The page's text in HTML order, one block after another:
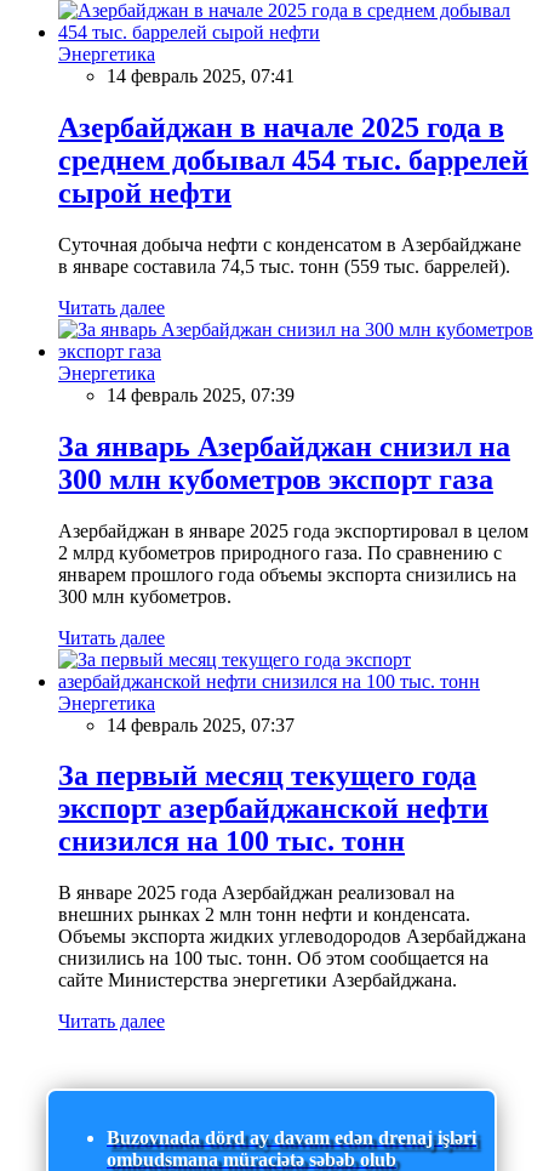
Энергетика
14 февраль 2025, 07:41
Азербайджан в начале 2025 года в
среднем добывал 454 тыс. баррелей
сырой нефти
Суточная добыча нефти с конденсатом в Азербайджане
в январе составила 74,5 тыс. тонн (559 тыс. баррелей).
Читать далее
Энергетика
14 февраль 2025, 07:39
За январь Азербайджан снизил на
300 млн кубометров экспорт газа
Азербайджан в январе 2025 года экспортировал в целом
2 млрд кубометров природного газа. По сравнению с
январем прошлого года объемы экспорта снизились на
300 млн кубометров.
Читать далее
Энергетика
14 февраль 2025, 07:37
За первый месяц текущего года
экспорт азербайджанской нефти
снизился на 100 тыс. тонн
В январе 2025 года Азербайджан реализовал на
внешних рынках 2 млн тонн нефти и конденсата.
Объемы экспорта жидких углеводородов Азербайджана
снизились на 100 тыс. тонн. Об этом сообщается на
сайте Министерства энергетики Азербайджана.
Читать далее
Buzovnada dörd ay davam edən drenaj işləri
ombudsmana müraciətə səbəb olub